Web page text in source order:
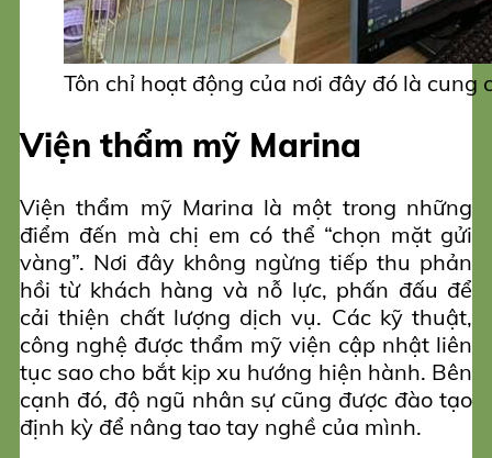
Tôn chỉ hoạt động của nơi đây đó là cung
Viện thẩm mỹ Marina
Viện thẩm mỹ Marina là một trong những
điểm đến mà chị em có thể “chọn mặt gửi
vàng”. Nơi đây không ngừng tiếp thu phản
hồi từ khách hàng và nỗ lực, phấn đấu để
cải thiện chất lượng dịch vụ. Các kỹ thuật,
công nghệ được thẩm mỹ viện cập nhật liên
tục sao cho bắt kịp xu hướng hiện hành. Bên
cạnh đó, độ ngũ nhân sự cũng được đào tạo
định kỳ để nâng tao tay nghề của mình.